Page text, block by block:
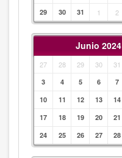
29
30 31 1 2
Junio 2024
27 28 29 30 31
3
4 5 6 7
10
11 12 13 14
17
18 19 20 21
24
25 26 27 28